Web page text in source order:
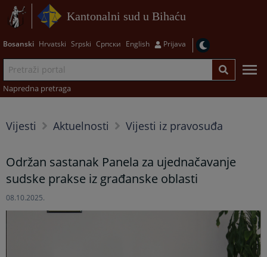
Kantonalni sud u Bihaću
Bosanski Hrvatski Srpski Српски English Prijava
Napredna pretraga
Vijesti Aktuelnosti Vijesti iz pravosuđa
Održan sastanak Panela za ujednačavanje
sudske prakse iz građanske oblasti
08.10.2025.